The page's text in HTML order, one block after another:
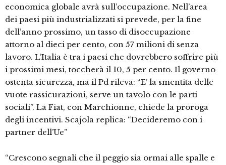
economica globale avrà sull’occupazione. Nell’area
dei paesi più industrializzati si prevede, per la fine
dell’anno prossimo, un tasso di disoccupazione
attorno al dieci per cento, con 57 milioni di senza
lavoro. L’Italia è tra i paesi che dovrebbero soffrire più
i prossimi mesi, toccherà il 10, 5 per cento. Il governo
ostenta sicurezza, ma il Pd rileva: “E’ la smentita delle
vuote rassicurazioni, serve un tavolo con le parti
sociali”. La Fiat, con Marchionne, chiede la proroga
degli incentivi. Scajola replica: “Decideremo con i
partner dell’Ue”
“Crescono segnali che il peggio sia ormai alle spalle e